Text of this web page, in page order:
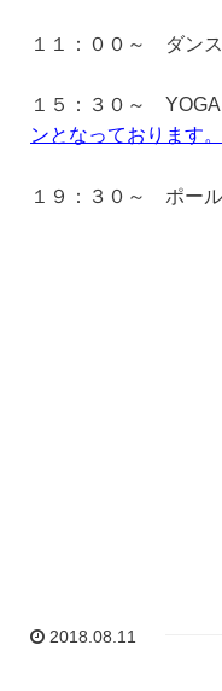
１１：００～ ダンス
１５：３０～ YOGA
ンとなっております。
１９：３０～ ポール
2018.08.11